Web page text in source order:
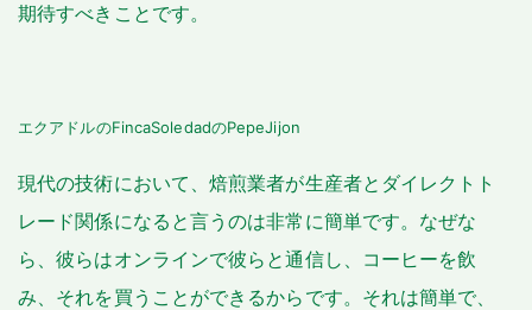
期待すべきことです。
エクアドルのFincaSoledadのPepeJijon
現代の技術において、焙煎業者が生産者とダイレクトト
レード関係になると言うのは非常に簡単です。なぜな
ら、彼らはオンラインで彼らと通信し、コーヒーを飲
み、それを買うことができるからです。それは簡単で、